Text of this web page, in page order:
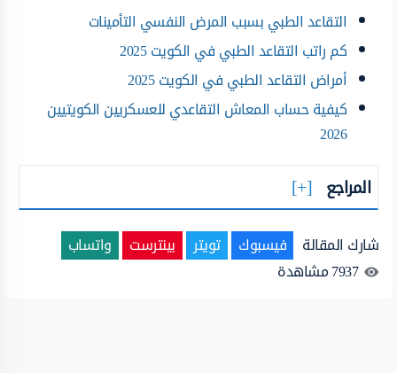
التقاعد الطبي بسبب المرض النفسي التأمينات
كم راتب التقاعد الطبي في الكويت 2025
أمراض التقاعد الطبي في الكويت 2025
كيفية حساب المعاش التقاعدي للعسكريين الكويتيين
2026
المراجع
شارك المقالة فيسبوك تويتر بينترست
واتساب
7937مشاهدة